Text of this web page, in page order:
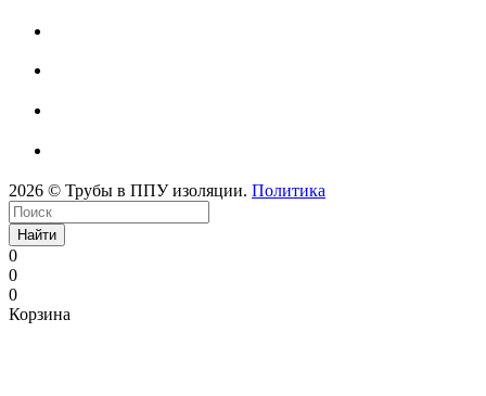
2026 © Трубы в ППУ изоляции. Политика
Найти
0
0
0
Корзина